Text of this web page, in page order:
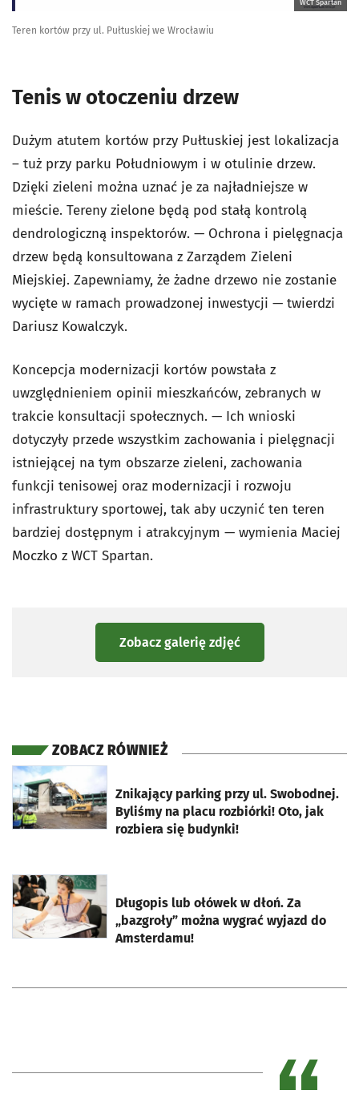
WCT Spartan
Teren kortów przy ul. Pułtuskiej we Wrocławiu
Tenis w otoczeniu drzew
Dużym atutem kortów przy Pułtuskiej jest lokalizacja
– tuż przy parku Południowym i w otulinie drzew.
Dzięki zieleni można uznać je za najładniejsze w
mieście. Tereny zielone będą pod stałą kontrolą
dendrologiczną inspektorów. — Ochrona i pielęgnacja
drzew będą konsultowana z Zarządem Zieleni
Miejskiej. Zapewniamy, że żadne drzewo nie zostanie
wycięte w ramach prowadzonej inwestycji — twierdzi
Dariusz Kowalczyk.
Koncepcja modernizacji kortów powstała z
uwzględnieniem opinii mieszkańców, zebranych w
trakcie konsultacji społecznych. — Ich wnioski
dotyczyły przede wszystkim zachowania i pielęgnacji
istniejącej na tym obszarze zieleni, zachowania
funkcji tenisowej oraz modernizacji i rozwoju
infrastruktury sportowej, tak aby uczynić ten teren
bardziej dostępnym i atrakcyjnym — wymienia Maciej
Moczko z WCT Spartan.
Zobacz galerię zdjęć
ZOBACZ RÓWNIEŻ
Znikający parking przy ul. Swobodnej.
Byliśmy na placu rozbiórki! Oto, jak
rozbiera się budynki!
otworzy się w nowej karcie
Długopis lub ołówek w dłoń. Za
„bazgroły” można wygrać wyjazd do
Amsterdamu!
otworzy się w nowej karcie